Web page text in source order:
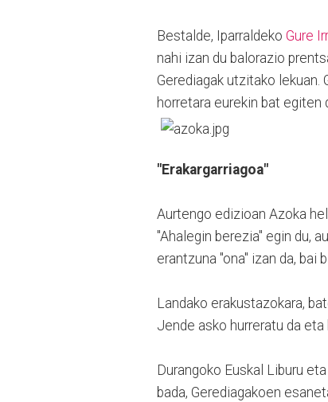
Bestalde, Iparraldeko Gure
nahi izan du balorazio
Gerediagak utzitako lekuan.
horretara eurekin bat
"Erakargarriagoa"
Aurtengo edizioan Azoka
"Ahalegin berezia" egin du,
erantzuna "ona" izan da,
Landako erakustazokara,
Jende asko hurreratu da eta
Durangoko Euskal Liburu
bada, Gerediagakoen